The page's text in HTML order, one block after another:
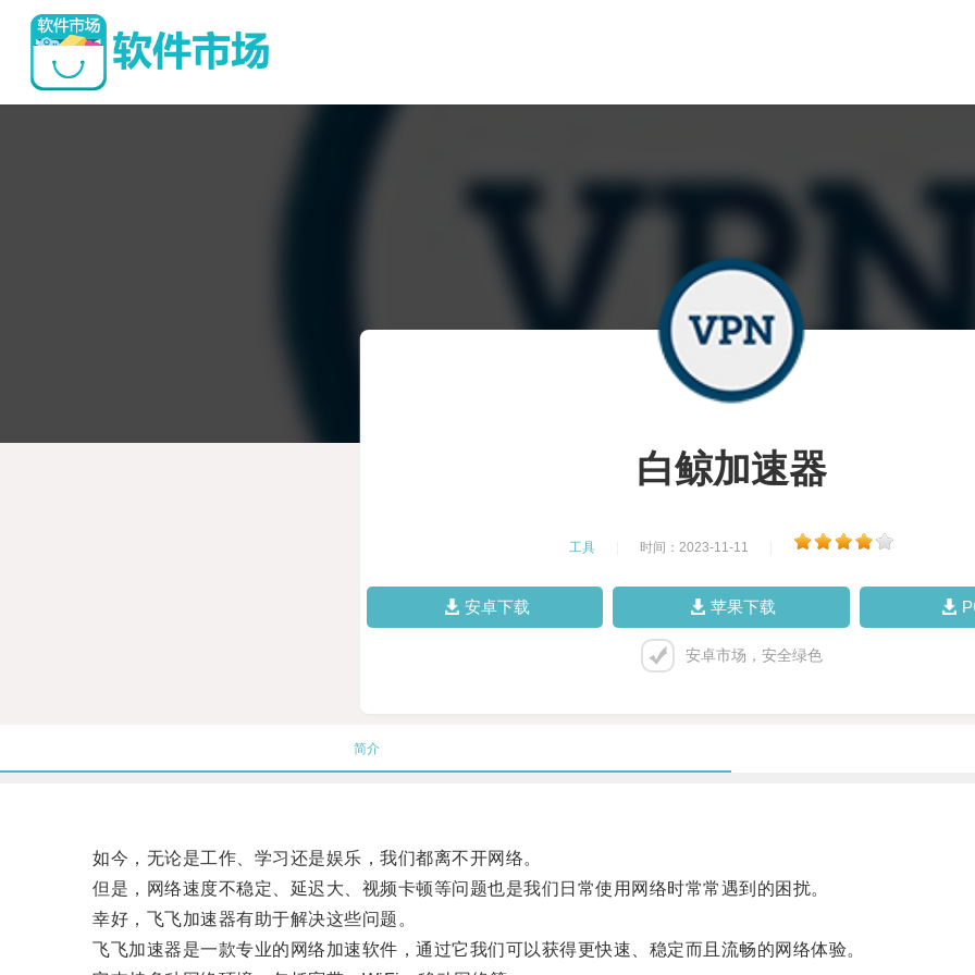
白鲸加速器
工具 时间：2023-11-11
安卓下载 苹果下载
安卓市场，安全绿色
简介
如今，无论是工作、学习还是娱乐，我们都离不开网络。
但是，网络速度不稳定、延迟大、视频卡顿等问题也是我们日常使用网络时常常遇到的困扰。
幸好，飞飞加速器有助于解决这些问题。
飞飞加速器是一款专业的网络加速软件，通过它我们可以获得更快速、稳定而且流畅的网络体验。